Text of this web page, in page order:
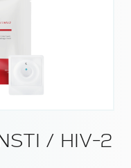
/ HIV-2